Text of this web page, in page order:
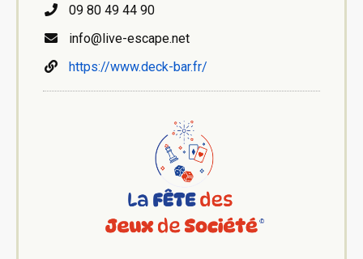
09 80 49 44 90
info@live-escape.net
https://www.deck-bar.fr/